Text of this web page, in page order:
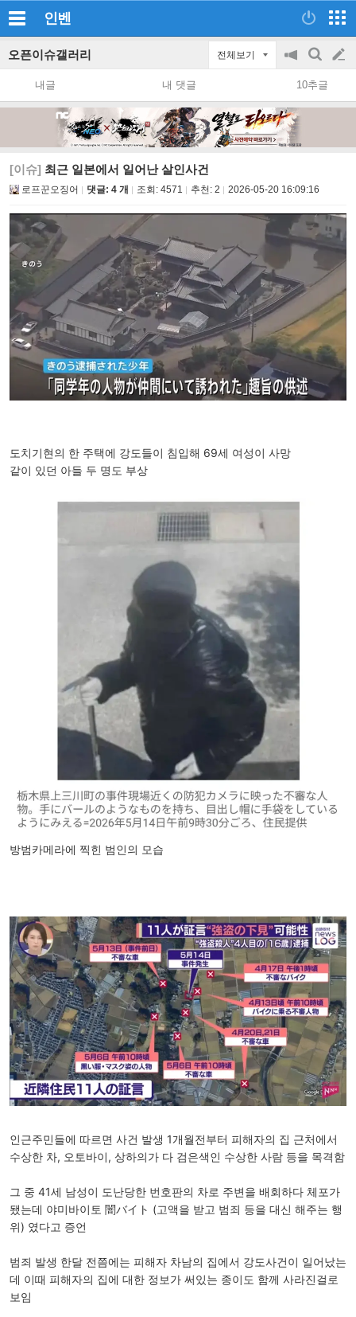
인벤
오픈이슈갤러리 전체보기
공
지
on/off
검
색
글
쓰
내글 내 댓글 10추글
[이슈] 최근 일본에서 일어난 살인사건
로프꾼오징어 댓글: 4 개 조회: 4571 추천: 2 2026-05-20 16:09:16
도치기현의 한 주택에 강도들이 침입해 69세 여성이 사망
같이 있던 아들 두 명도 부상
방범카메라에 찍힌 범인의 모습
인근주민들에 따르면 사건 발생 1개월전부터 피해자의 집 근처에서
수상한 차, 오토바이, 상하의가 다 검은색인 수상한 사람 등을 목격함
그 중 41세 남성이 도난당한 번호판의 차로 주변을 배회하다 체포가
됐는데 야미바이토 闇バイト (고액을 받고 범죄 등을 대신 해주는 행
위) 였다고 증언
범죄 발생 한달 전쯤에는 피해자 차남의 집에서 강도사건이 일어났는
데 이때 피해자의 집에 대한 정보가 써있는 종이도 함께 사라진걸로
보임